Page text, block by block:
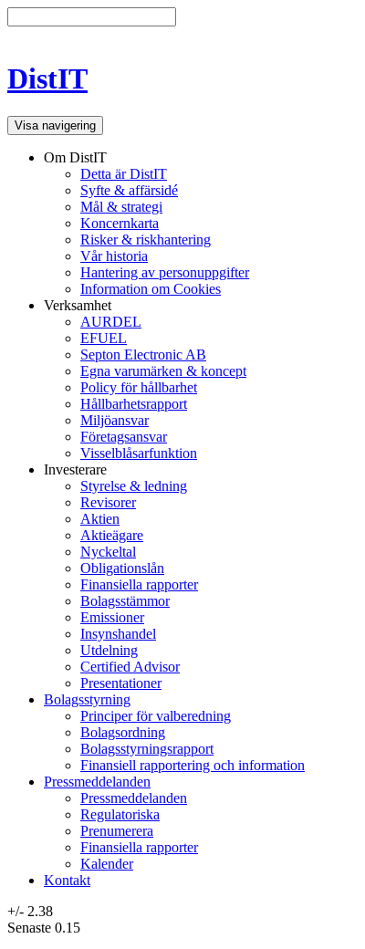
DistIT
Visa navigering
Om DistIT
Detta är DistIT
Syfte & affärsidé
Mål & strategi
Koncernkarta
Risker & riskhantering
Vår historia
Hantering av personuppgifter
Information om Cookies
Verksamhet
AURDEL
EFUEL
Septon Electronic AB
Egna varumärken & koncept
Policy för hållbarhet
Hållbarhetsrapport
Miljöansvar
Företagsansvar
Visselblåsarfunktion
Investerare
Styrelse & ledning
Revisorer
Aktien
Aktieägare
Nyckeltal
Obligationslån
Finansiella rapporter
Bolagsstämmor
Emissioner
Insynshandel
Utdelning
Certified Advisor
Presentationer
Bolagsstyrning
Principer för valberedning
Bolagsordning
Bolagsstyrningsrapport
Finansiell rapportering och information
Pressmeddelanden
Pressmeddelanden
Regulatoriska
Prenumerera
Finansiella rapporter
Kalender
Kontakt
+/- 2.38
Senaste 0.15